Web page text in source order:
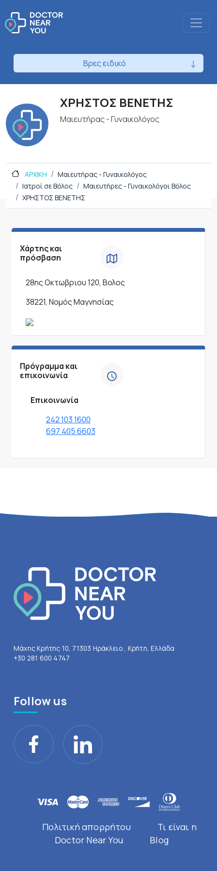
Βρες ειδικό
ΧΡΗΣΤΟΣ ΒΕΝΕΤΗΣ
Μαιευτήρας - Γυναικολόγος
ΑΡΧΙΚΗ
Μαιευτήρας - Γυναικολόγος
Ιατροί σε Βόλος
Μαιευτήρες - Γυναικολόγοι Βόλος
ΧΡΗΣΤΟΣ ΒΕΝΕΤΗΣ
Χάρτης και
πρόσβαση
28ης Οκτωβριου 120, Βολος
38221, Νομός Μαγνησίας
Πρόγραμμα και
επικοινωνία
Επικοινωνία
242 103 1600
697 405 6603
Μάχης Κρήτης 10, 71303 Ηράκλειο , Κρήτη, Ελλάδα
+30 281 600 4747
Follow us
Πολιτική απορρήτου
Τι είναι η
Doctor Near You
Blog